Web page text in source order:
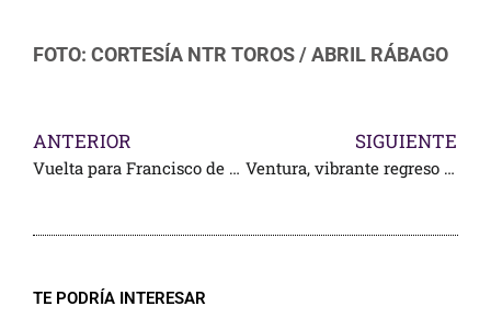
FOTO: CORTESÍA NTR TOROS / ABRIL RÁBAGO
ANTERIOR
Vuelta para Francisco de Manuel, en San Isidro
SIGUIENTE
Ventura, vibrante regreso a Portugal
TE PODRÍA INTERESAR